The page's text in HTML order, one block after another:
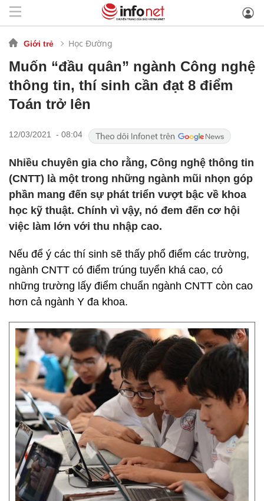
Giới trẻ Học Đường
Muốn “đầu quân” ngành Công nghệ
thông tin, thí sinh cần đạt 8 điểm
Toán trở lên
12/03/2021 - 08:04
Nhiều chuyên gia cho rằng, Công nghệ thông tin
(CNTT) là một trong những ngành mũi nhọn góp
phần mang đến sự phát triển vượt bậc về khoa
học kỹ thuật. Chính vì vậy, nó đem đến cơ hội
việc làm lớn với thu nhập cao.
Nếu để ý các thí sinh sẽ thấy phổ điểm các trường,
ngành CNTT có điểm trúng tuyển khá cao, có
những trường lấy điểm chuẩn ngành CNTT còn cao
hơn cả ngành Y đa khoa.